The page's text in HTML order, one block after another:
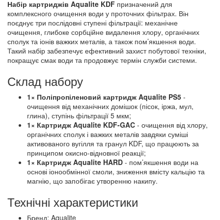
Набір картриджів Aqualite KDF призначений для
комплексного очищення води у проточних фільтрах. Він
поєднує три послідовні ступені фільтрації: механічне
очищення, глибоке сорбційне видалення хлору, органічних
сполук та іонів важких металів, а також пом’якшення води.
Такий набір забезпечує ефективний захист побутової техніки,
покращує смак води та продовжує термін служби системи.
Склад набору
1× Поліпропіленовий картридж Aqualite PS5 -
очищення від механічних домішок (пісок, іржа, мул,
глина), ступінь фільтрації 5 мкм;
1× Картридж Aqualite KDF-GAC - очищення від хлору,
органічних сполук і важких металів завдяки суміші
активованого вугілля та гранул KDF, що працюють за
принципом окисно-відновної реакції;
1× Картридж Aqualite HARD - пом’якшення води на
основі іонообмінної смоли, зниження вмісту кальцію та
магнію, що запобігає утворенню накипу.
Технічні характеристики
Бренд: Aqualite